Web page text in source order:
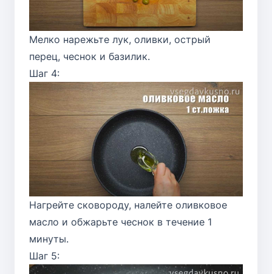
Мелко нарежьте лук, оливки, острый
перец, чеснок и базилик.
Шаг 4:
Нагрейте сковороду, налейте оливковое
масло и обжарьте чеснок в течение 1
минуты.
Шаг 5: